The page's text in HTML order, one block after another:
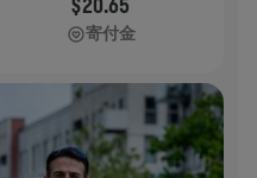
寄付金